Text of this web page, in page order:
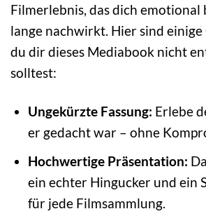
Filmerlebnis, das dich
lange nachwirkt. Hier sind
du dir dieses Mediabook nicht
solltest:
Ungekürzte Fassung: Erlebe
er gedacht war – ohne
Hochwertige Präsentation:
ein echter Hingucker und ein
für jede Filmsammlung.